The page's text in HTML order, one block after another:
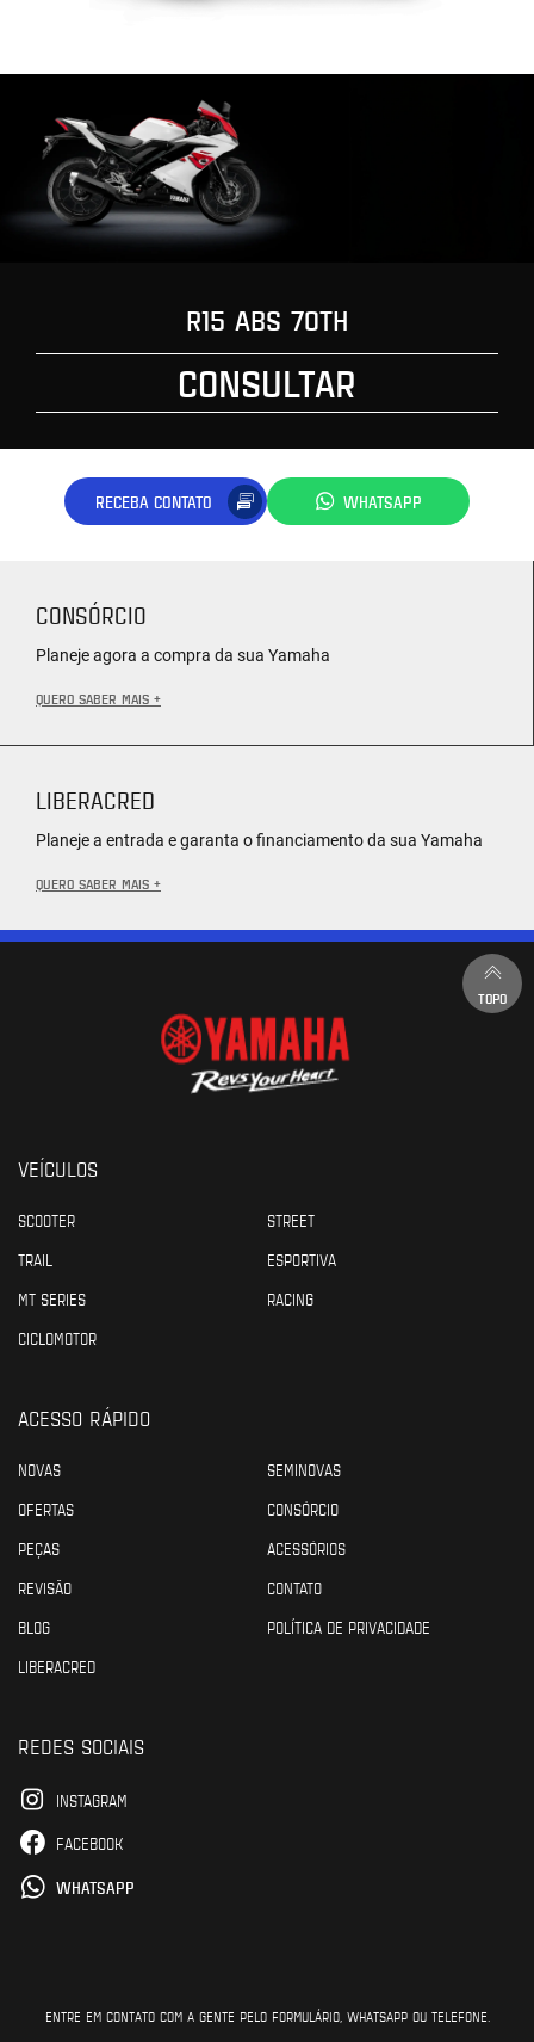
R15 ABS 70TH
CONSULTAR
RECEBA CONTATO WHATSAPP
CONSÓRCIO
Planeje agora a compra da sua Yamaha
QUERO SABER MAIS +
LIBERACRED
Planeje a entrada e garanta o financiamento da sua Yamaha
QUERO SABER MAIS +
TOPO
VEÍCULOS
SCOOTER
STREET
TRAIL
ESPORTIVA
MT SERIES
RACING
CICLOMOTOR
ACESSO RÁPIDO
NOVAS
SEMINOVAS
OFERTAS
CONSÓRCIO
PEÇAS
ACESSÓRIOS
REVISÃO
CONTATO
BLOG
POLÍTICA DE PRIVACIDADE
LIBERACRED
REDES SOCIAIS
INSTAGRAM
FACEBOOK
WHATSAPP
ENTRE EM CONTATO COM A GENTE PELO FORMULÁRIO, WHATSAPP OU TELEFONE.